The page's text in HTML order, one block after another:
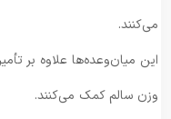
می‌کنند.
این میان‌وعده‌ها علاوه بر
وزن سالم کمک می‌کنند.